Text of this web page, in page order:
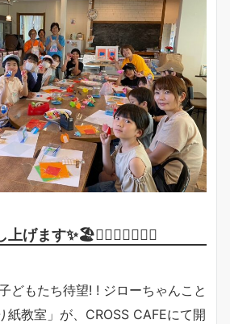
げます✨🏖🏊‍♀️🏊‍♂️🏊‍♀️✨
どもたち待望! ! ジローちゃんこと
紙教室」が、CROSS CAFEにて開